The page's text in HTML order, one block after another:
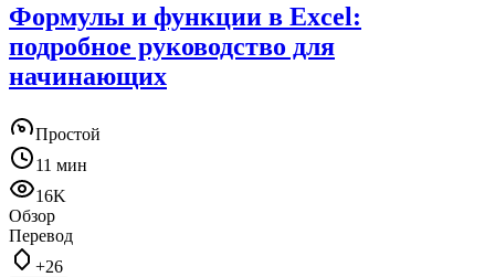
Формулы и функции в Excel:
подробное руководство для
начинающих
Простой
11 мин
16K
Обзор
Перевод
+26